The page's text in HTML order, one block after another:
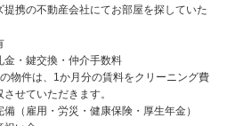
提携の不動産会社にてお部屋を探していた
金・鍵交換・仲介手数料
物件は、1か月分の賃料をクリーニング費
せていただきます。
備（雇用・労災・健康保険・厚生年金）